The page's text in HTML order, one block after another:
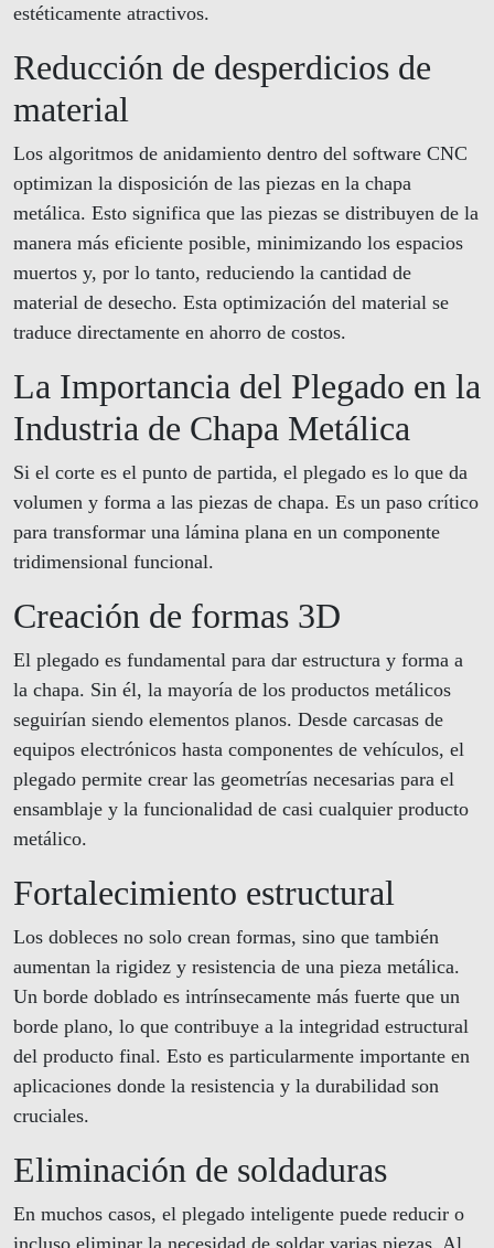
estéticamente atractivos.
Reducción de desperdicios de
material
Los algoritmos de anidamiento dentro del software CNC
optimizan la disposición de las piezas en la chapa
metálica. Esto significa que las piezas se distribuyen de la
manera más eficiente posible, minimizando los espacios
muertos y, por lo tanto, reduciendo la cantidad de
material de desecho. Esta optimización del material se
traduce directamente en ahorro de costos.
La Importancia del Plegado en la
Industria de Chapa Metálica
Si el corte es el punto de partida, el plegado es lo que da
volumen y forma a las piezas de chapa. Es un paso crítico
para transformar una lámina plana en un componente
tridimensional funcional.
Creación de formas 3D
El plegado es fundamental para dar estructura y forma a
la chapa. Sin él, la mayoría de los productos metálicos
seguirían siendo elementos planos. Desde carcasas de
equipos electrónicos hasta componentes de vehículos, el
plegado permite crear las geometrías necesarias para el
ensamblaje y la funcionalidad de casi cualquier producto
metálico.
Fortalecimiento estructural
Los dobleces no solo crean formas, sino que también
aumentan la rigidez y resistencia de una pieza metálica.
Un borde doblado es intrínsecamente más fuerte que un
borde plano, lo que contribuye a la integridad estructural
del producto final. Esto es particularmente importante en
aplicaciones donde la resistencia y la durabilidad son
cruciales.
Eliminación de soldaduras
En muchos casos, el plegado inteligente puede reducir o